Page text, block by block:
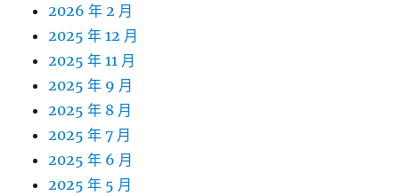
2026 年 2 月
2025 年 12 月
2025 年 11 月
2025 年 9 月
2025 年 8 月
2025 年 7 月
2025 年 6 月
2025 年 5 月